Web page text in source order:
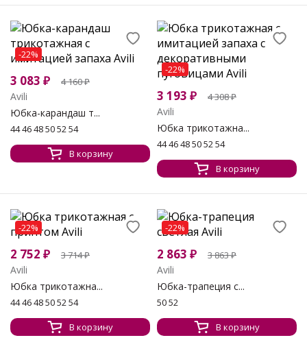
-22%
3 083 ₽ 4 160₽
Avili
Юбка-карандаш т...
44 46 48 50 52 54
В корзину
-22%
3 193 ₽ 4 308₽
Avili
Юбка трикотажна...
44 46 48 50 52 54
В корзину
-22%
2 752 ₽ 3 714₽
Avili
Юбка трикотажна...
44 46 48 50 52 54
В корзину
-22%
2 863 ₽ 3 863₽
Avili
Юбка-трапеция с...
50 52
В корзину